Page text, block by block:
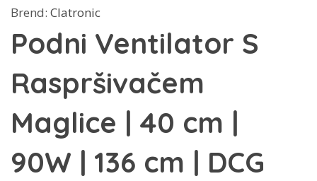
Brend: Clatronic
Podni Ventilator S
Raspršivačem
Maglice | 40 cm |
90W | 136 cm | DCG